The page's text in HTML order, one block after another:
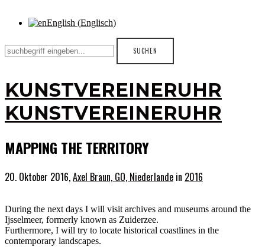
English (Englisch)
KUNSTVEREINERUHR
KUNSTVEREINERUHR
MAPPING THE TERRITORY
20. Oktober 2016,Axel Braun, GO, Niederlande in 2016
During the next days I will visit archives and museums around the
Ijsselmeer, formerly known as Zuiderzee.
Furthermore, I will try to locate historical coastlines in the
contemporary landscapes.